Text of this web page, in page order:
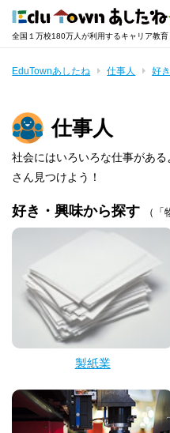
全国１万校180万人が利用するキャリア教育
EduTownあしたね 仕事人 好
仕事人
社会にはいろいろな仕事があ
さん見つけよう！
好き・興味から探す （
製紙業